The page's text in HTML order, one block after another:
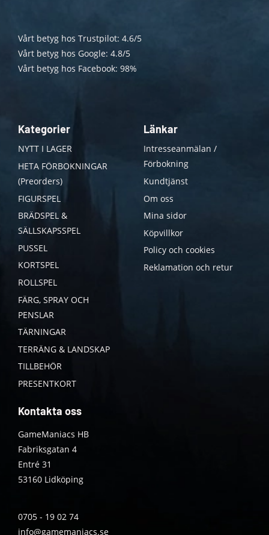
Vårt betyg hos Trustpilot: 4.6/5
Vårt betyg hos Google: 4.8/5
Vårt betyg hos Facebook: 98%
Kategorier
NYTT I LAGER
HETA FÖRBOKNINGAR
(Preorders)
FIGURSPEL
BRÄDSPEL &
SÄLLSKAPSSPEL
PUSSEL
KORTSPEL
ROLLSPEL
FÄRG, SPRAY OCH
PENSLAR
TÄRNINGAR
TERRÄNG & LANDSKAP
TILLBEHÖR
PRESENTKORT
Länkar
Intresseanmälan /
Förbokning
Kundtjänst
Om oss
Mina sidor
Köpvillkor
Policy och cookies
Reklamation och retur
Kontakta oss
GameManiacs HB
Fabriksgatan 4
Entré 31
53160 Lidköping
0705 - 19 02 74
info@gamemaniacs.se